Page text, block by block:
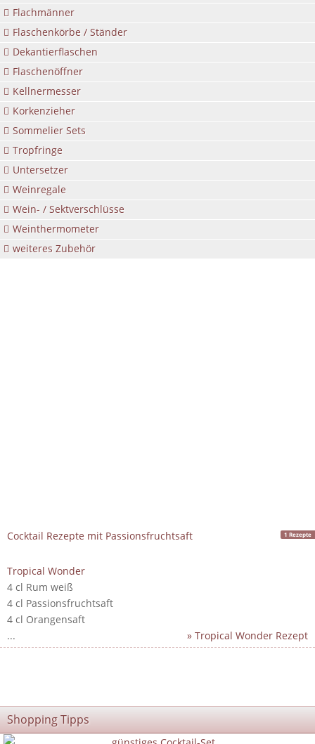
Flachmänner
Flaschenkörbe / Ständer
Dekantierflaschen
Flaschenöffner
Kellnermesser
Korkenzieher
Sommelier Sets
Tropfringe
Untersetzer
Weinregale
Wein- / Sektverschlüsse
Weinthermometer
weiteres Zubehör
Cocktail Rezepte mit Passionsfruchtsaft 1 Rezepte
Tropical Wonder
4 cl Rum weiß
4 cl Passionsfruchtsaft
4 cl Orangensaft
...
» Tropical Wonder Rezept
Shopping Tipps